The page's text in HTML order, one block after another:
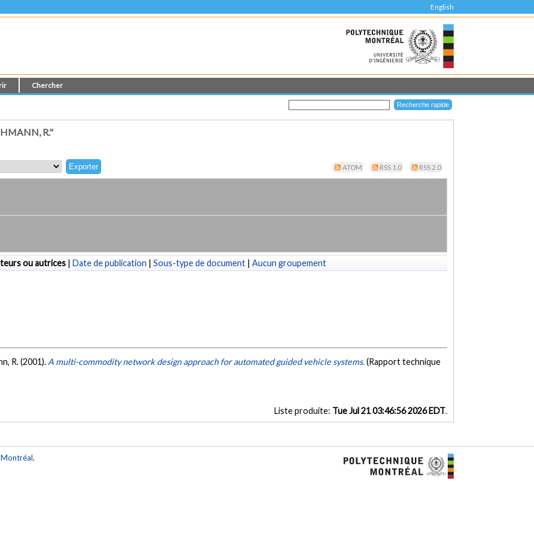
English
Chercher
R."
ATOM RSS 1.0 RSS 2.0
ou autrices | Date de publication | Sous-type de document | Aucun groupement
R. (2001). A multi-commodity network design approach for automated guided vehicle systems.(Rapport technique
Liste produite: Tue Jul 21 03:46:56 2026 EDT.
.